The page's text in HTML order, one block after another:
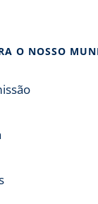
O NOSSO